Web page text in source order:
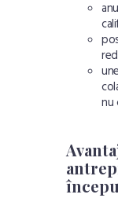
nu